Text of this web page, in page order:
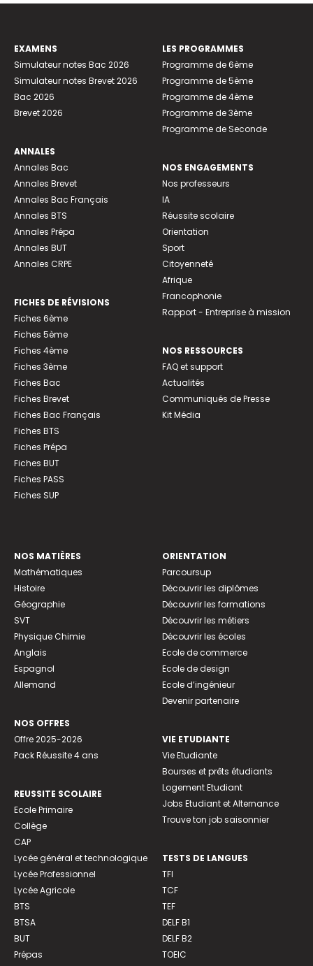
EXAMENS
Simulateur notes Bac 2026
Simulateur notes Brevet 2026
Bac 2026
Brevet 2026
ANNALES
Annales Bac
Annales Brevet
Annales Bac Français
Annales BTS
Annales Prépa
Annales BUT
Annales CRPE
FICHES DE RÉVISIONS
Fiches 6ème
Fiches 5ème
Fiches 4ème
Fiches 3ème
Fiches Bac
Fiches Brevet
Fiches Bac Français
Fiches BTS
Fiches Prépa
Fiches BUT
Fiches PASS
Fiches SUP
LES PROGRAMMES
Programme de 6ème
Programme de 5ème
Programme de 4ème
Programme de 3ème
Programme de Seconde
NOS ENGAGEMENTS
Nos professeurs
IA
Réussite scolaire
Orientation
Sport
Citoyenneté
Afrique
Francophonie
Rapport - Entreprise à mission
NOS RESSOURCES
FAQ et support
Actualités
Communiqués de Presse
Kit Média
NOS MATIÈRES
Mathématiques
Histoire
Géographie
SVT
Physique Chimie
Anglais
Espagnol
Allemand
NOS OFFRES
Offre 2025-2026
Pack Réussite 4 ans
REUSSITE SCOLAIRE
Ecole Primaire
Collège
CAP
Lycée général et technologique
Lycée Professionnel
Lycée Agricole
BTS
BTSA
BUT
Prépas
ORIENTATION
Parcoursup
Découvrir les diplômes
Découvrir les formations
Découvrir les métiers
Découvrir les écoles
Ecole de commerce
Ecole de design
Ecole d’ingénieur
Devenir partenaire
VIE ETUDIANTE
Vie Etudiante
Bourses et prêts étudiants
Logement Etudiant
Jobs Etudiant et Alternance
Trouve ton job saisonnier
TESTS DE LANGUES
TFI
TCF
TEF
DELF B1
DELF B2
TOEIC